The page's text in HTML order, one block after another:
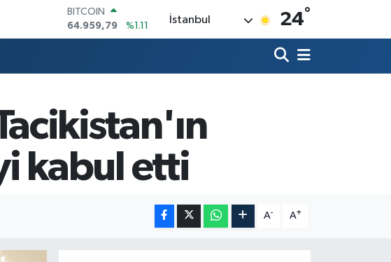
BITCOIN
64.959,79
%1.11
DOLAR
64,4811
%0.38
GRAM ALTIN
6660.55
%0.03
BİST100
13.779
İstanbul 24°
kabul etti
A- A+